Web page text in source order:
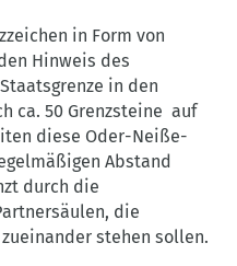
in Form von
Hinweis des
in den
ca. 50 Grenzsteine auf
diese Oder-Neiße-
Abstand
durch die
die
stehen sollen.